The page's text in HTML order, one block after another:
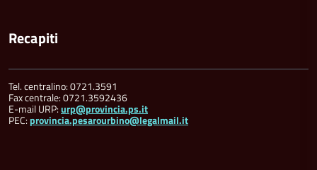
Recapiti
Tel. centralino: 0721.3591
Fax centrale: 0721.3592436
E-mail URP:urp@provincia.ps.it
PEC:provincia.pesarourbino@legalmail.it